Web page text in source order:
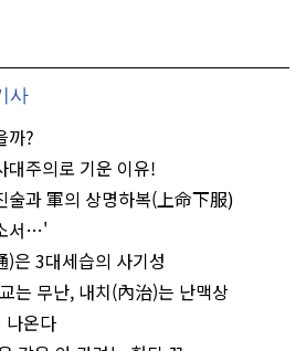
사
까?
대주의로 기운 이유!
술과 軍의 상명하복(上命下服)
서…'
은 3대세습의 사기성
는 무난, 내치(內治)는 난맥상
나온다